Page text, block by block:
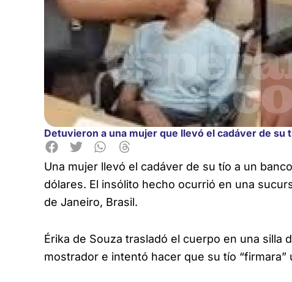
Detuvieron a una mujer que llevó el cadáver de su
Una mujer llevó el cadáver de su tío a un
dólares. El insólito hecho ocurrió en una
de Janeiro, Brasil.
Érika de Souza trasladó el cuerpo en una silla
mostrador e intentó hacer que su tío